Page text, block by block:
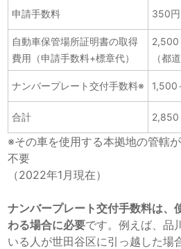
申請手数料 350円
自動車保管場所証明書の取得
費用（申請手数料+標章代）
2,500
（都
ナンバープレート交付手数料※ 1,500
合計 2,850
※その車を使用する本拠地の管轄
不要
（2022年1月現在）
ナンバープレート交付手数料は、
わる場合に必要です。例えば、品
いる人が世田谷区に引っ越した場